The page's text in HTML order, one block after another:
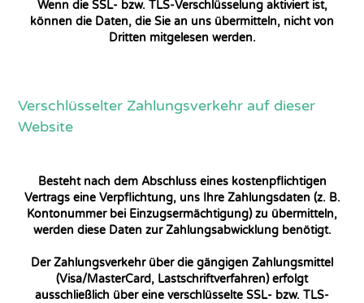
Wenn die SSL- bzw. TLS-Verschlüsselung aktiviert ist,
können die Daten, die Sie an uns übermitteln, nicht von
Dritten mitgelesen werden.
Verschlüsselter Zahlungsverkehr auf dieser
Website
Besteht nach dem Abschluss eines kostenpflichtigen
Vertrags eine Verpflichtung, uns Ihre Zahlungsdaten (z. B.
Kontonummer bei Einzugsermächtigung) zu übermitteln,
werden diese Daten zur Zahlungsabwicklung benötigt.
Der Zahlungsverkehr über die gängigen Zahlungsmittel
(Visa/MasterCard, Lastschriftverfahren) erfolgt
ausschließlich über eine verschlüsselte SSL- bzw. TLS-